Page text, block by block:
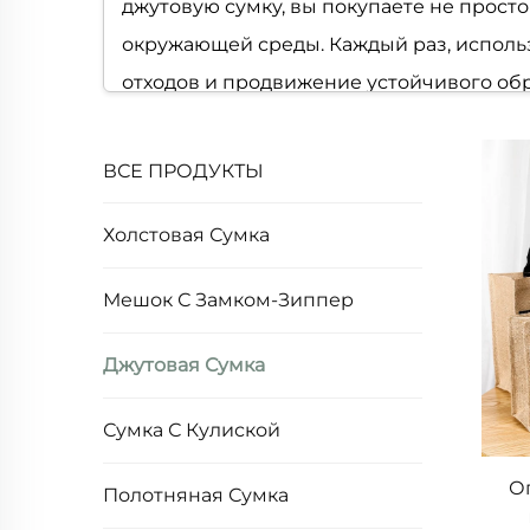
джутовую сумку, вы покупаете не
окружающей среды. Каждый раз,
отходов и продвижение устойчивого
Джутовая сумка известна своей
тонкие полиэстеровые пакеты.
растяжение, что позволяет джутовой
продукты на неделю, стопку учебников
целостность. Многие
их долговечность и устойчивость к
признаке нагрузки, качественная
сумка может приобрести уникальную,
Для тех, кто ищет надежную и
ВСЕ ПРОДУКТЫ
Холстовая Сумка
Мешок С Замком-Зиппер
Джутовая Сумка
Сумка С Кулиской
Полотняная Сумка